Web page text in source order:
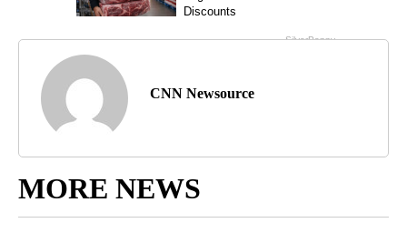
CNN Newsource
MORE NEWS